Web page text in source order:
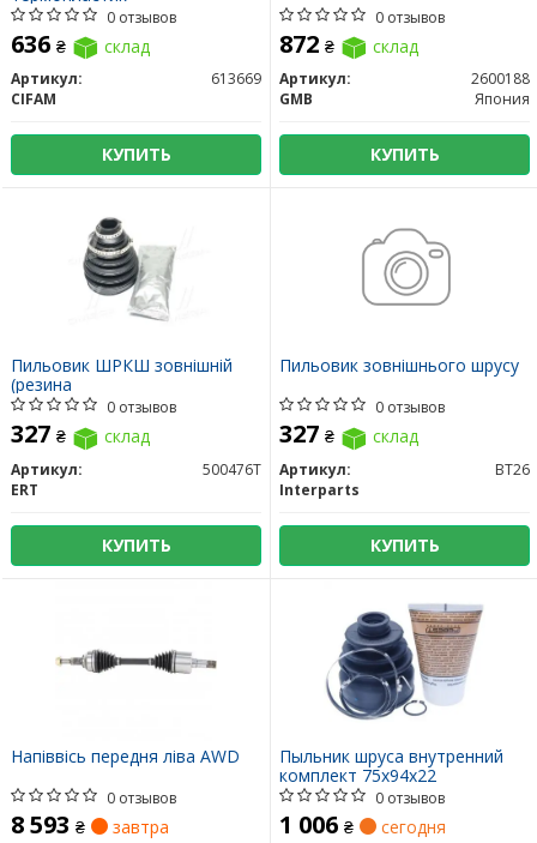
0 отзывов
636 ₴ склад
Артикул:
613669
CIFAM
КУПИТЬ
0 отзывов
872 ₴ склад
Артикул:
2600188
GMB
Япония
КУПИТЬ
Пильовик ШРКШ зовнішній
(резина
0 отзывов
327 ₴ склад
Артикул:
500476T
ERT
КУПИТЬ
Пильовик зовнішнього шрусу
0 отзывов
327 ₴ склад
Артикул:
BT26
Interparts
КУПИТЬ
Напіввісь передня ліва AWD
0 отзывов
8 593 ₴ завтра
Пыльник шруса внутренний
комплект 75x94x22
0 отзывов
1 006 ₴ сегодня